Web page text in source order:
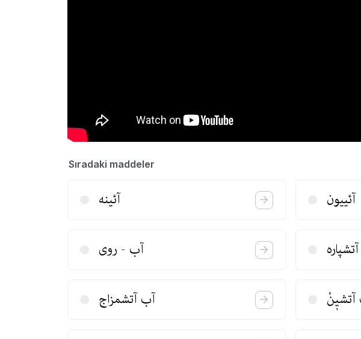
Sıradaki maddeler
آئینه آئییون
آب - روی
آب آتشمزاج